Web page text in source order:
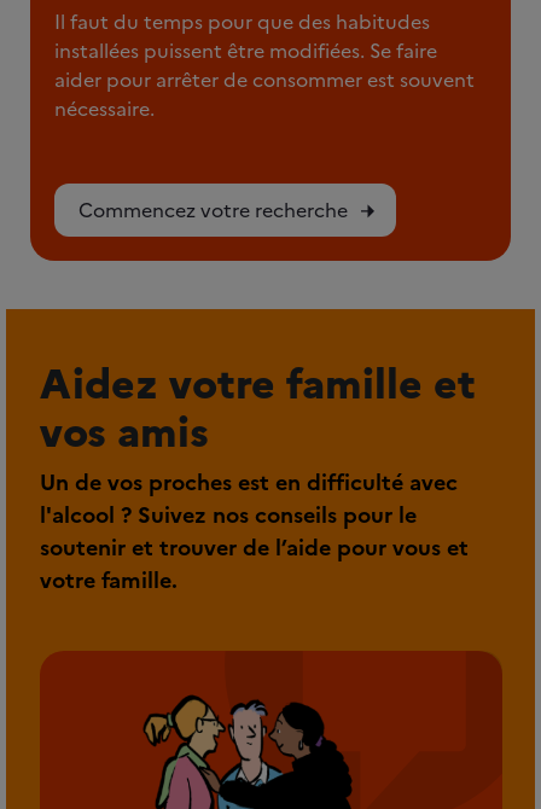
Il faut du temps pour que des habitudes
installées puissent être modifiées. Se faire
aider pour arrêter de consommer est souvent
nécessaire.
Commencez votre recherche
Aidez votre famille et
vos amis
Un de vos proches est en difficulté avec
l'alcool ? Suivez nos conseils pour le
soutenir et trouver de l’aide pour vous et
votre famille.